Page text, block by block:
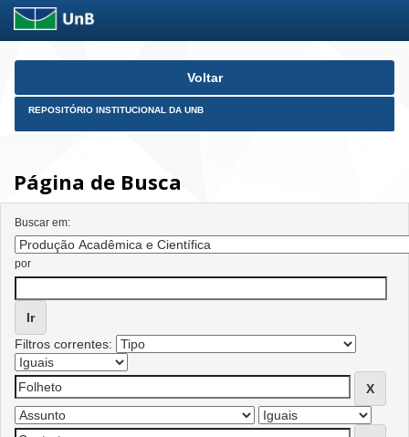
Skip
Voltar
REPOSITÓRIO INSTITUCIONAL DA UNB
Página de Busca
Buscar em:
por
Filtros correntes: